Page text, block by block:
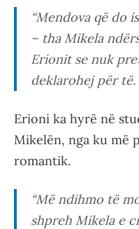
“Mendova që do
– tha Mikela
Erionit se nuk
deklarohej për të.
Erioni ka hyrë në
Mikelën, nga ku më
romantik.
“Më ndihmo të
shpreh Mikela e